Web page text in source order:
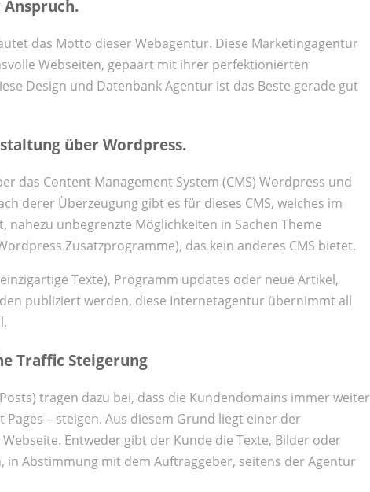
das Motto dieser Webagentur. Diese Marketingagentur
Webseiten, gepaart mit ihrer perfektionierten
Design und Datenbank Agentur ist das Beste gerade gut
über Wordpress.
das Content Management System (CMS) Wordpress und
derer Überzeugung gibt es für dieses CMS, welches im
nahezu unbegrenzte Möglichkeiten in Sachen Theme
Zusatzprogramme), das kein anderes CMS bietet.
Texte), Programm updates oder neue Artikel,
publiziert werden, diese Internetagentur übernimmt all
Traffic Steigerung
tragen dazu bei, dass die Kundendomains immer weiter
Pages – steigen. Aus diesem Grund liegt einer der
Entweder gibt der Kunde die Texte, Bilder oder
in Abstimmung mit dem Auftraggeber, seitens der Agentur